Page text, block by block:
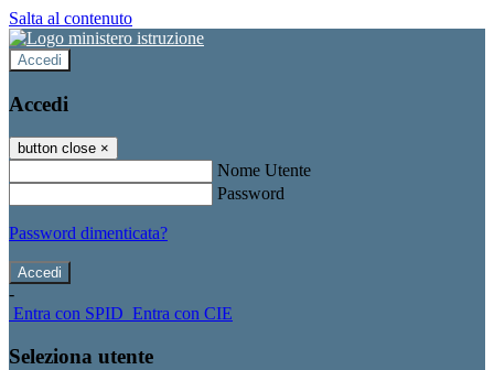
Salta al contenuto
Accedi
Accedi
button close ×
Nome Utente
Password
Password dimenticata?
-
Entra con SPID Entra con CIE
Seleziona utente